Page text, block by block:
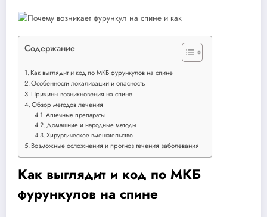
Содержание
Как выглядит и код по МКБ фурункулов на спине
Особенности локализации и опасность
Причины возникновения на спине
Обзор методов лечения
Аптечные препараты
Домашние и народные методы
Хирургическое вмешательство
Возможные осложнения и прогноз течения заболевания
Как выглядит и код по МКБ
фурункулов на спине